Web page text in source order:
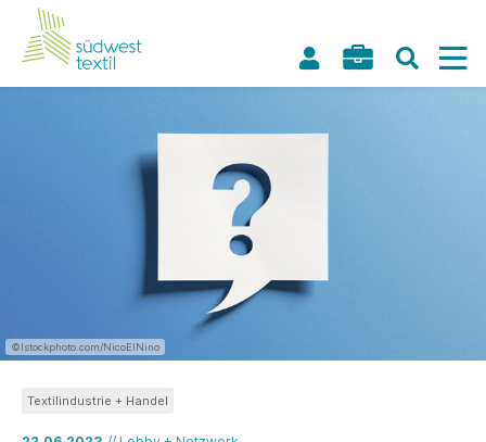
©Istockphoto.com/NicoElNino
Textilindustrie + Handel